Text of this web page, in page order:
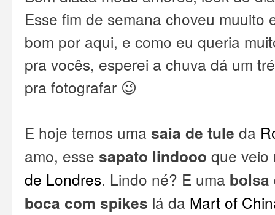
Esse fim de semana choveu muuito
bom por aqui, e como eu queria
pra vocês, esperei a chuva dá um
pra fotografar 😉
E hoje temos uma saia de tule da
amo, esse sapato lindooo que veio
de Londres. Lindo né? E uma bolsa
boca com spikes lá da Mart of